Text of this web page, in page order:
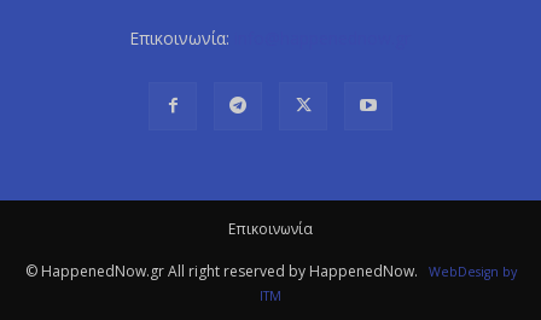
Επικοινωνία:
Eπικοινωνία
© HappenedNow.gr All right reserved by HappenedNow. WebDesign by
ITM